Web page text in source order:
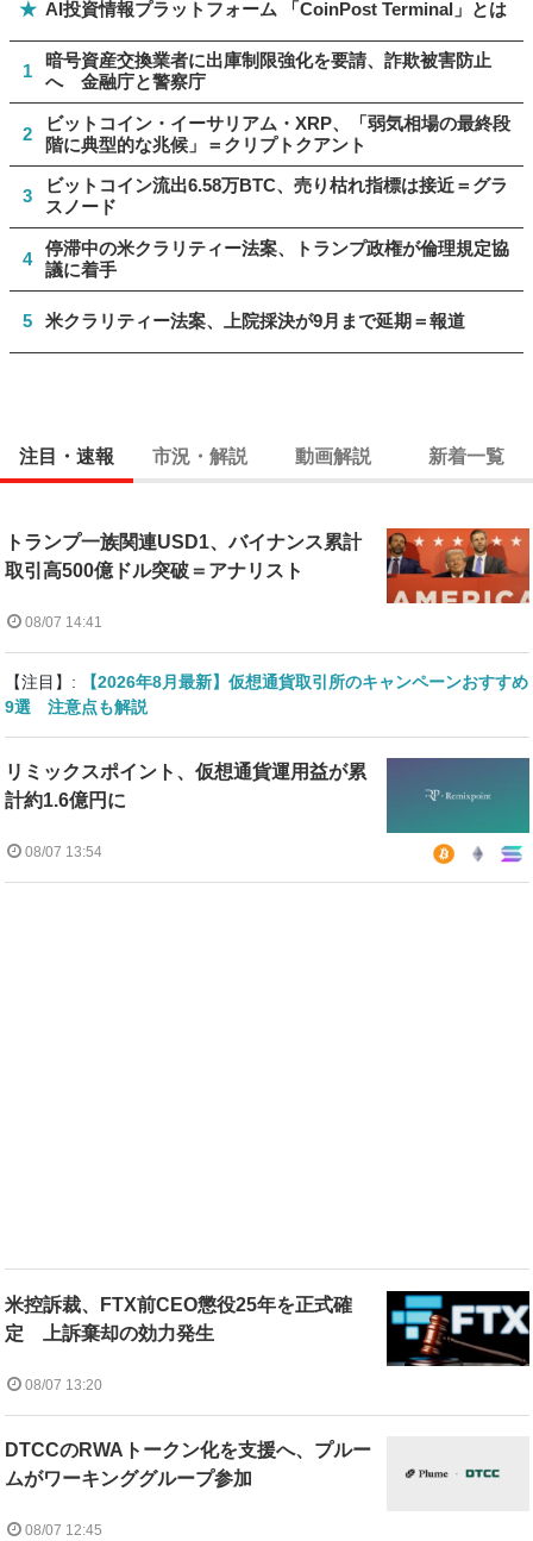
★ AI投資情報プラットフォーム 「CoinPost Terminal」とは
1
暗号資産交換業者に出庫制限強化を要請、詐欺被害防止
へ 金融庁と警察庁
2
ビットコイン・イーサリアム・XRP、「弱気相場の最終段
階に典型的な兆候」＝クリプトクアント
3
ビットコイン流出6.58万BTC、売り枯れ指標は接近＝グラ
スノード
4
停滞中の米クラリティー法案、トランプ政権が倫理規定協
議に着手
5 米クラリティー法案、上院採決が9月まで延期＝報道
注目・速報 市況・解説 動画解説 新着一覧
トランプ一族関連USD1、バイナンス累計
取引高500億ドル突破＝アナリスト
08/07 14:41
【注目】:
【2026年8月最新】仮想通貨取引所のキャンペーンおすすめ
9選 注意点も解説
リミックスポイント、仮想通貨運用益が累
計約1.6億円に
08/07 13:54
米控訴裁、FTX前CEO懲役25年を正式確
定 上訴棄却の効力発生
08/07 13:20
DTCCのRWAトークン化を支援へ、プルー
ムがワーキンググループ参加
08/07 12:45